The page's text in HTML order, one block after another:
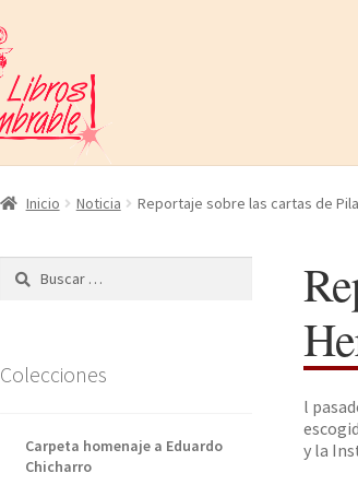
Inicio Noticia Reportaje sobre las cartas de
l
y la
Buscar:
Colecciones
Carpeta homenaje a Eduardo
Chicharro